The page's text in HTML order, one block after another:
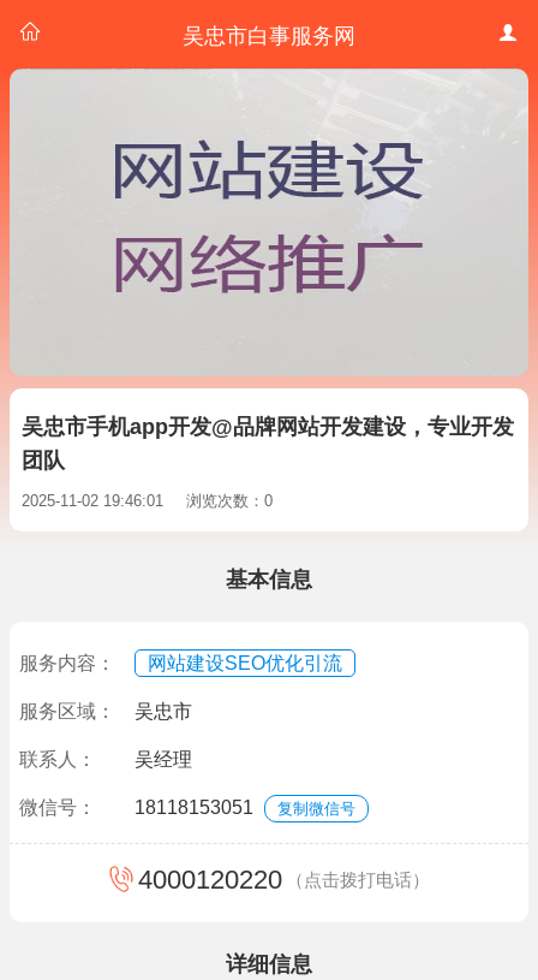
吴忠市白事服务网
吴忠市手机app开发@品牌网站开发建设，专业开发
团队
2025-11-02 19:46:01 浏览次数：0
基本信息
服务内容： 网站建设SEO优化引流
服务区域： 吴忠市
联系人： 吴经理
微信号： 18118153051 复制微信号
4000120220 （点击拨打电话）
详细信息